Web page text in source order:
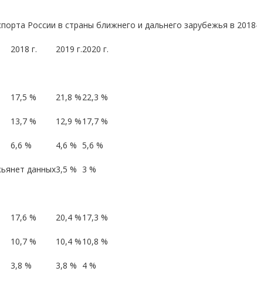
России в страны ближнего и дальнего зарубежья в
2018 г. 2019 г.2020 г.
17,5 % 21,8 %22,3 %
13,7 % 12,9 %17,7 %
6,6 % 4,6 % 5,6 %
нет данных3,5 % 3 %
17,6 % 20,4 %17,3 %
10,7 % 10,4 %10,8 %
3,8 % 3,8 % 4 %